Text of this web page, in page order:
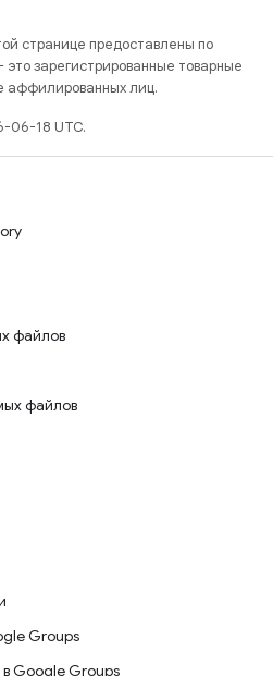
странице предоставлены по
это зарегистрированные товарные
аффилированных лиц.
06-18 UTC.
файлов
файлов
Groups
Google Groups